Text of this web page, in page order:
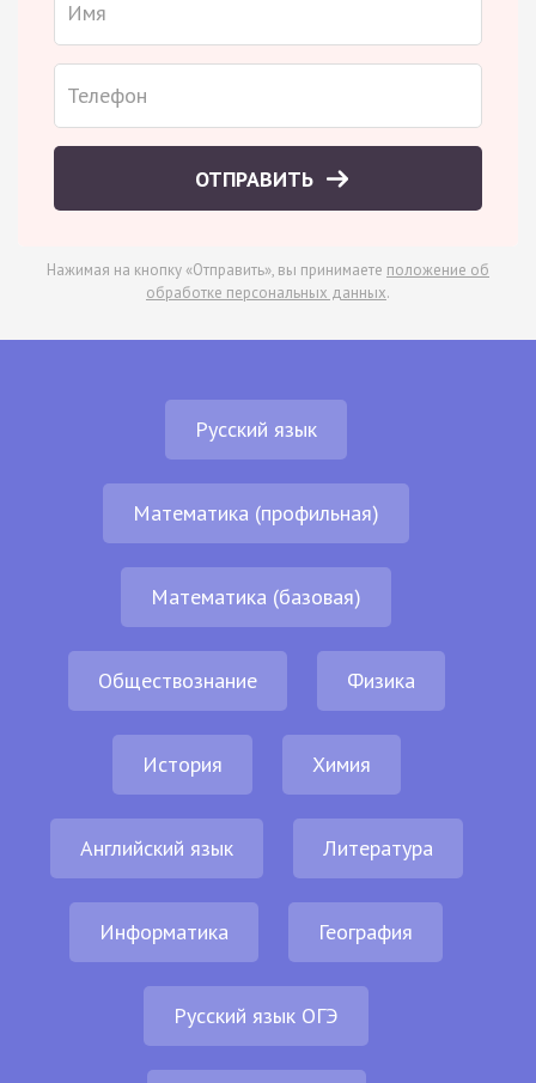
ОТПРАВИТЬ
Нажимая на кнопку «Отправить», вы принимаете положение об
обработке персональных данных.
Русский язык
Математика (профильная)
Математика (базовая)
Обществознание Физика
История Химия
Английский язык Литература
Информатика География
Русский язык ОГЭ